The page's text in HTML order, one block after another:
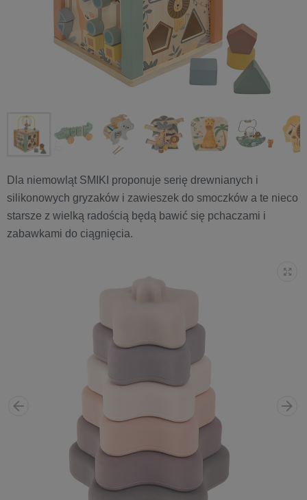
Dla niemowląt SMIKI proponuje serię drewnianych i
silikonowych gryzaków i zawieszek do smoczków a te nieco
starsze z wielką radością będą bawić się pchaczami i
zabawkami do ciągnięcia.